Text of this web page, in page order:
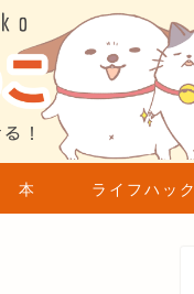
本 ライフハック